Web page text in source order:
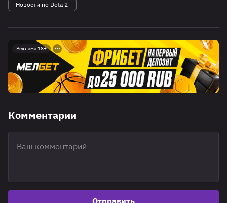
Новости по Dota 2
Реклама 18+
Комментарии
Отправить